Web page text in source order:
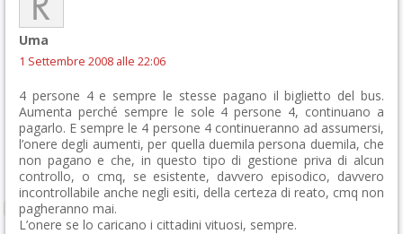
Uma
1 Settembre 2008 alle 22:06
4 persone 4 e sempre le stesse pagano il biglietto del bus.
Aumenta perché sempre le sole 4 persone 4, continuano a
pagarlo. E sempre le 4 persone 4 continueranno ad assumersi,
l’onere degli aumenti, per quella duemila persona duemila, che
non pagano e che, in questo tipo di gestione priva di alcun
controllo, o cmq, se esistente, davvero episodico, davvero
incontrollabile anche negli esiti, della certeza di reato, cmq non
pagheranno mai.
L’onere se lo caricano i cittadini vituosi, sempre.